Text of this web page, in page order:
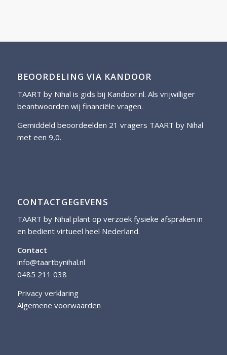
BEOORDELING VIA KANDOOR
TAART by Nihal is gids bij Kandoor.nl. Als vrijwilliger
beantwoorden wij financiële vragen.
Gemiddeld beoordeelden 21 vragers TAART by Nihal
met een 9,0.
CONTACTGEGEVENS
TAART by Nihal plant op verzoek fysieke afspraken in
en bedient virtueel heel Nederland.
Contact
info@taartbynihal.nl
0485 211 038
Privacy verklaring
Algemene voorwaarden